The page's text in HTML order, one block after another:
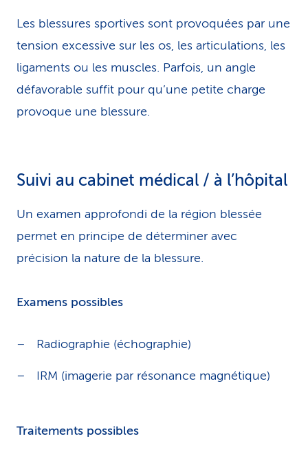
Les blessures sportives sont provoquées par une
tension excessive sur les os, les articulations, les
ligaments ou les muscles. Parfois, un angle
défavorable suffit pour qu’une petite charge
provoque une blessure.
Suivi au cabinet médical / à l’hôpital
Un examen approfondi de la région blessée
permet en principe de déterminer avec
précision la nature de la blessure.
Examens possibles
Radiographie (échographie)
IRM (imagerie par résonance magnétique)
Traitements possibles